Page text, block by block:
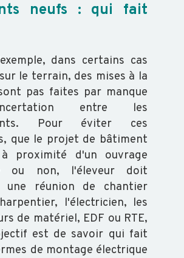
neufs : qui fait
dans certains cas
le terrain, des mises à la
pas faites par manque
entre les
Pour éviter ces
que le projet de bâtiment
proximité d'un ouvrage
ou non, l'éleveur doit
une réunion de chantier
l'électricien, les
de matériel, EDF ou RTE,
est de savoir qui fait
de montage électrique